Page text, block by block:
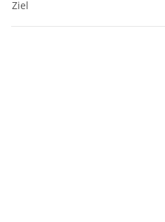
Ziel